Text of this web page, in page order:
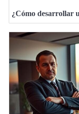
¿Cómo desarrollar